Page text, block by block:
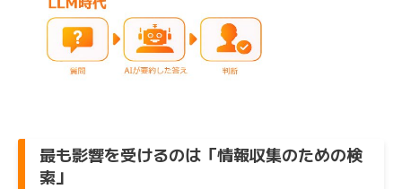
最も影響を受けるのは「情報収集のための検
索」